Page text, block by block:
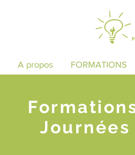
A propos FORMATIONS